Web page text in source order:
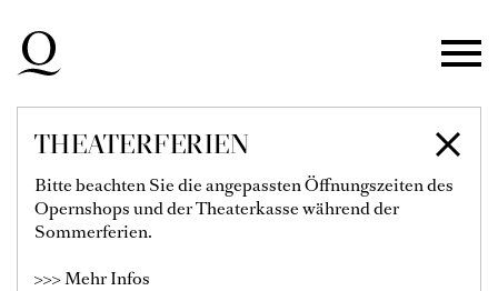
Zur Hauptnavigation springen
Zum Hauptinhalt springen
Zum Footer springen
THEATERFERIEN
Bitte beachten Sie die angepassten Öffnungszeiten des
Opernshops und der Theaterkasse während der
Sommerferien.
>>> Mehr Infos
Filter einblenden
30
Apr
LE NOZZE DI FIGARO
Wolfgang Amadeus Mozart
Karten